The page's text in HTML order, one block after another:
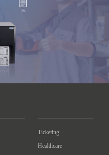
Ticketing
Healthcare